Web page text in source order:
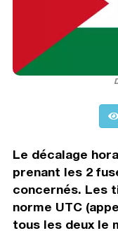
Le décalage
prenant les 2
concernés. Les
norme UTC
tous les deux le